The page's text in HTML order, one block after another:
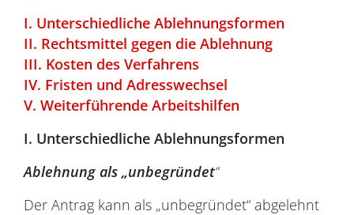
I. Unterschiedliche Ablehnungsformen
II. Rechtsmittel gegen die Ablehnung
III. Kosten des Verfahrens
IV. Fristen und Adresswechsel
V. Weiterführende Arbeitshilfen
I. Unterschiedliche Ablehnungsformen
Ablehnung als „unbegründet“
Der Antrag kann als „unbegründet“ abgelehnt